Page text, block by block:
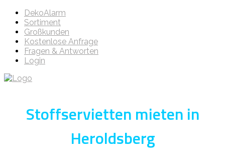
DekoAlarm
Sortiment
Großkunden
Kostenlose Anfrage
Fragen & Antworten
Login
Stoffservietten mieten in
Heroldsberg